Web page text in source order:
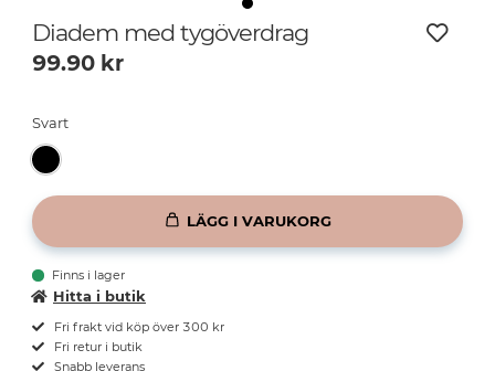
Diadem med tygöverdrag
99.90 kr
Svart
LÄGG I VARUKORG
Finns i lager
Hitta i butik
Fri frakt vid köp över 300 kr
Fri retur i butik
Snabb leverans